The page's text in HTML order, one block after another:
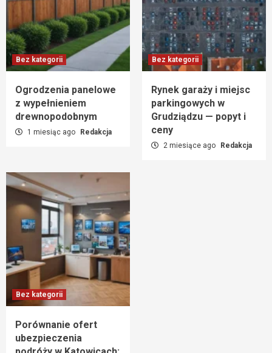
Bez kategorii
Ogrodzenia panelowe
z wypełnieniem
drewnopodobnym
1 miesiąc ago Redakcja
Bez kategorii
Rynek garaży i miejsc
parkingowych w
Grudziądzu — popyt i
ceny
2 miesiące ago Redakcja
Bez kategorii
Porównanie ofert
ubezpieczenia